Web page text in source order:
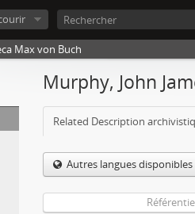
Max von Buch
Murphy, John
Related Description
Autres langues disponibles